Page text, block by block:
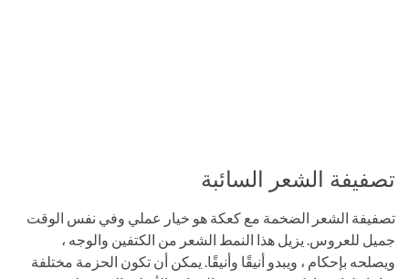
تصفيفة الشعر السائبة
تصفيفة الشعر الضخمة مع كعكة هو خيار عملي وفي نفس الوقت
جميل للعروس. يزيل هذا النمط الشعر من الكتفين والوجه ،
ويصلحه بإحكام ، ويبدو أنيقًا وأنيقًا. يمكن أن تكون الحزمة مختلفة